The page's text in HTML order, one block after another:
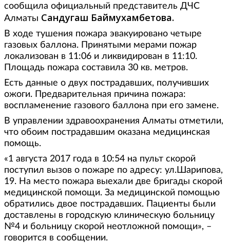
сообщила официальный представитель ДЧС
Алматы Сандугаш Баймухамбетова.
В ходе тушения пожара эвакуировано четыре
газовых баллона. Принятыми мерами пожар
локализован в 11:06 и ликвидирован в 11:10.
Площадь пожара составила 30 кв. метров.
Есть данные о двух пострадавших, получивших
ожоги. Предварительная причина пожара:
воспламенение газового баллона при его замене.
В управлении здравоохранения Алматы отметили,
что обоим пострадавшим оказана медицинская
помощь.
«1 августа 2017 года в 10:54 на пульт скорой
поступил вызов о пожаре по адресу: ул.Шарипова,
19. На место пожара выехали две бригады скорой
медицинской помощи. За медицинской помощью
обратились двое пострадавших. Пациенты были
доставлены в городскую клиническую больницу
№4 и больницу скорой неотложной помощи», –
говорится в сообщении.